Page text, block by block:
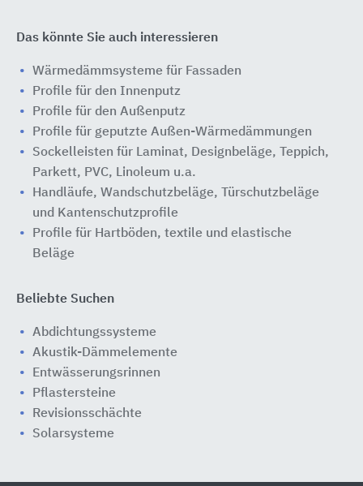
Das könnte Sie auch interessieren
Wärmedämmsysteme für Fassaden
Profile für den Innenputz
Profile für den Außenputz
Profile für geputzte Außen-Wärmedämmungen
Sockelleisten für Laminat, Designbeläge, Teppich,
Parkett, PVC, Linoleum u.a.
Handläufe, Wandschutzbeläge, Türschutzbeläge
und Kantenschutzprofile
Profile für Hartböden, textile und elastische
Beläge
Beliebte Suchen
Abdichtungssysteme
Akustik-Dämmelemente
Entwässerungsrinnen
Pflastersteine
Revisionsschächte
Solarsysteme